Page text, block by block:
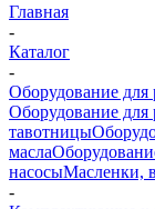
Главная
-
Каталог
-
Оборудование для
Оборудование для
тавотницы
масла
насосыМасленки,
-